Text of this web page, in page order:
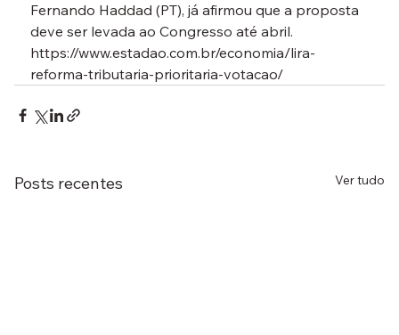
Fernando Haddad (PT), já afirmou que a proposta
deve ser levada ao Congresso até abril.
https://www.estadao.com.br/economia/lira-
reforma-tributaria-prioritaria-votacao/
Posts recentes Ver tudo